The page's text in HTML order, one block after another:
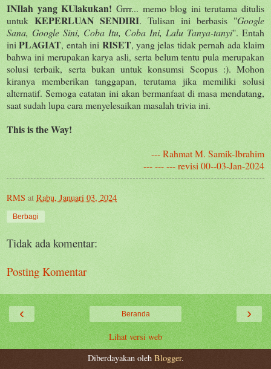
INIlah yang KUlakukan! Grrr... memo blog ini terutama ditulis
untuk KEPERLUAN SENDIRI. Tulisan ini berbasis "Google
Sana, Google Sini, Coba Itu, Coba Ini, Lalu Tanya-tanyi". Entah
iniPLAGIAT, entah ini RISET, yang jelas tidak pernah ada klaim
bahwa ini merupakan karya asli, serta belum tentu pula merupakan
solusi terbaik, serta bukan untuk konsumsi Scopus :). Mohon
kiranya memberikan tanggapan, terutama jika memiliki solusi
alternatif. Semoga catatan ini akan bermanfaat di masa mendatang,
saat sudah lupa cara menyelesaikan masalah trivia ini.
This is the Way!
--- Rahmat M. Samik-Ibrahim
--- --- --- revisi 00--03-Jan-2024
RMS at Rabu, Januari 03, 2024
Berbagi
Tidak ada komentar:
Posting Komentar
‹ ›
Beranda
Lihat versi web
Diberdayakan oleh Blogger.